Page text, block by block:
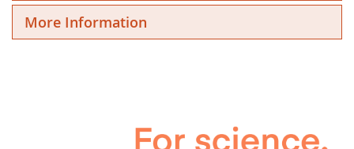
More Information